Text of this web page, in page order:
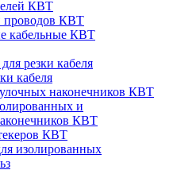
КВТ
проводов КВТ
кабельные КВТ
резки кабеля
кабеля
наконечников КВТ
и
КВТ
КВТ
изолированных